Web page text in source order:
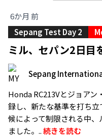
6か月 前
Sepang Test Day 2
ミル、セパン2日目
Sepang
Honda RC213Vとジョア
録し、新たな基準を打ち
候によって制限される中
ました。..続きを読む